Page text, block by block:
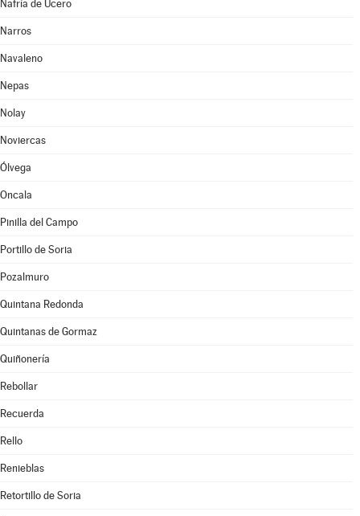
Nafría de Ucero
Narros
Navaleno
Nepas
Nolay
Noviercas
Ólvega
Oncala
Pinilla del Campo
Portillo de Soria
Pozalmuro
Quintana Redonda
Quintanas de Gormaz
Quiñonería
Rebollar
Recuerda
Rello
Renieblas
Retortillo de Soria